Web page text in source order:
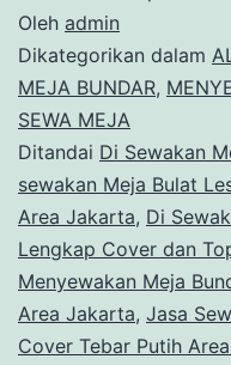
Oleh admin
Dikategorikan dalam
MEJA BUNDAR,
SEWA MEJA
Ditandai Di Sewakan
sewakan Meja Bulat
Area Jakarta, Di
Lengkap Cover dan
Menyewakan Meja
Area Jakarta, Jasa
Cover Tebar Putih